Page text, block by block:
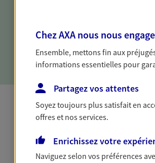
la confiance et la proximité.
Chez AXA nous nous
Ensemble, mettons fin aux
informations essentielles pour
Partagez vos attentes
Soyez toujours plus satisfait en
offres et nos services.
Enrichissez votre
Naviguez selon vos préférences